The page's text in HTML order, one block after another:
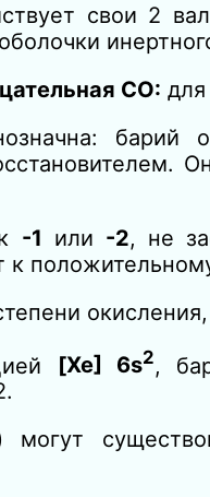
свои 2
СО:
барий
-1 или -2, не
окисления,
[Xe] 6s2,
могут